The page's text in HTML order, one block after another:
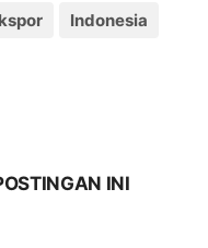
Indonesia
INI